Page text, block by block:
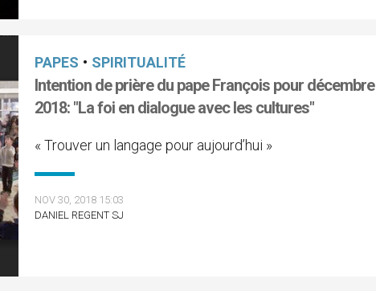
PAPES • SPIRITUALITÉ
Intention de prière du pape François pour décembre
2018: "La foi en dialogue avec les cultures"
« Trouver un langage pour aujourd’hui »
NOV 30, 2018 15:03
DANIEL REGENT SJ